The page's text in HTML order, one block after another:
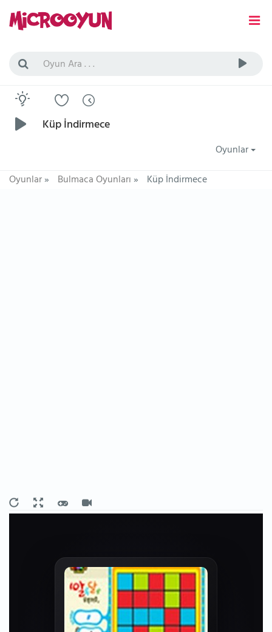
Küp İndirmece
Oyunlar
Oyunlar» Bulmaca Oyunları» Küp İndirmece